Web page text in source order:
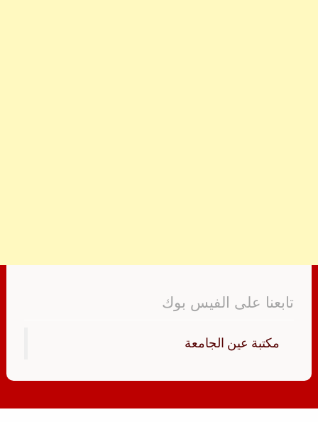
تابعنا على الفيس بوك
‏مكتبة عين الجامعة‏